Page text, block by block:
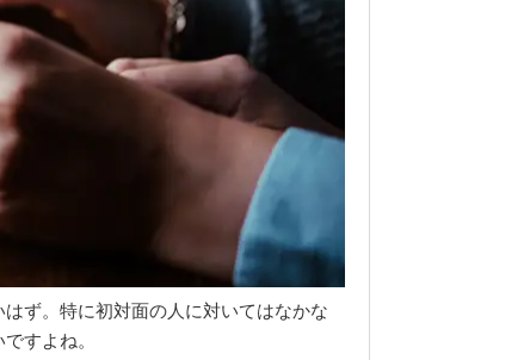
ず。特に初対面の人に対いてはなかな
すよね。